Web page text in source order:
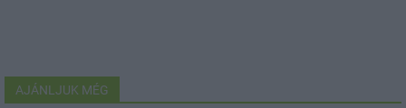
AJÁNLJUK MÉG